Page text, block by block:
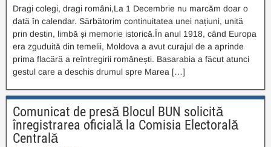
Dragi colegi, dragi români,La 1 Decembrie nu marcăm doar o
dată în calendar. Sărbătorim continuitatea unei națiuni, unită
prin destin, limbă și memorie istorică.În anul 1918, când Europa
era zguduită din temelii, Moldova a avut curajul de a aprinde
prima flacără a reîntregirii românești. Basarabia a făcut atunci
gestul care a deschis drumul spre Marea […]
Comunicat de presă Blocul BUN solicită
înregistrarea oficială la Comisia Electorală
Centrală